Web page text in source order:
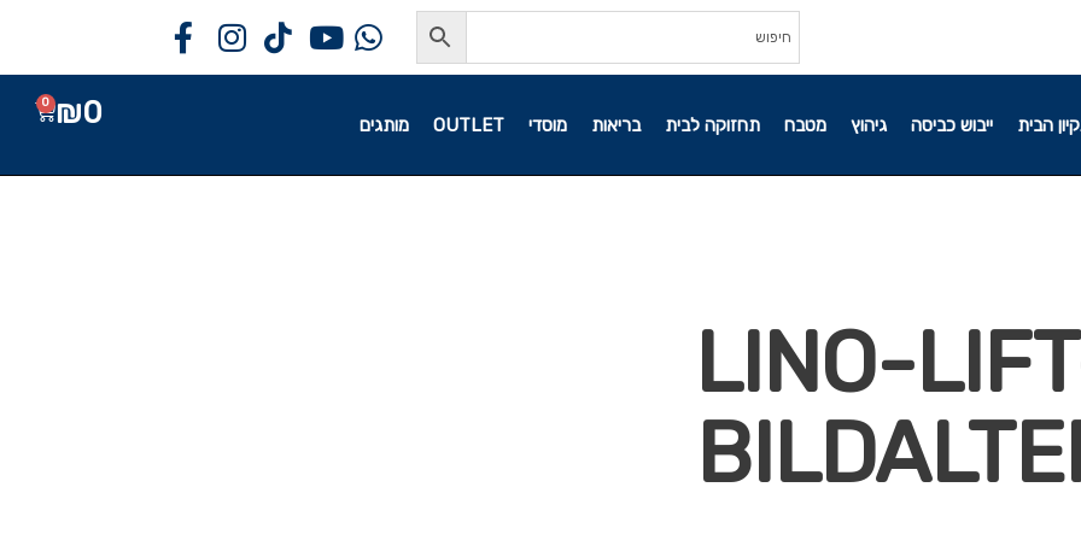
הבית ייבוש כביסה גיהוץ מטבח תחזוקה לבית בריאות מוסדי OUTLET מותגים ₪0
0
85359-LINO-